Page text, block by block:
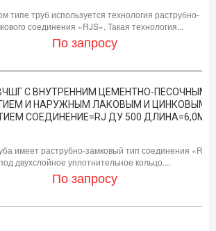
типе труб используется технология раструбно-
соединения «RJS». Такая технология...
По запросу
С ВНУТРЕННИМ ЦЕМЕНТНО-ПЕСОЧНЫМ
И НАРУЖНЫМ ЛАКОВЫМ И ЦИНКОВЫМ
СОЕДИНЕНИЕ=RJ ДУ 500 ДЛИНА=6,0М
имеет раструбно-замковый тип соединения «RJ»
двухслойное уплотнительное кольцо....
По запросу